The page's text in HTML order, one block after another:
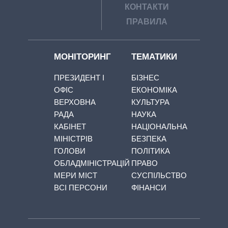
КОНТАКТИ
ПРАВИЛА
МОНІТОРИНГ
ПРЕЗИДЕНТ І
ОФІС
ВЕРХОВНА
РАДА
КАБІНЕТ
МІНІСТРІВ
ГОЛОВИ
ОБЛАДМІНІСТРАЦІЙ
МЕРИ МІСТ
ВСІ ПЕРСОНИ
ТЕМАТИКИ
БІЗНЕС
ЕКОНОМІКА
КУЛЬТУРА
НАУКА
НАЦІОНАЛЬНА
БЕЗПЕКА
ПОЛІТИКА
ПРАВО
СУСПІЛЬСТВО
ФІНАНСИ